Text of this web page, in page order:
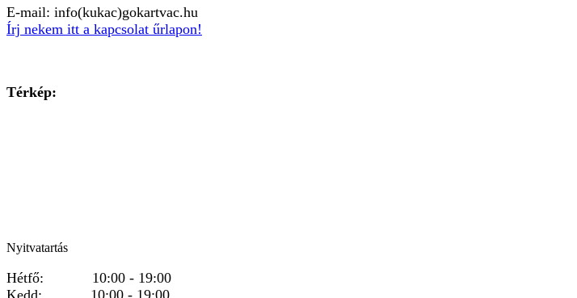
E-mail: info(kukac)gokartvac.hu
Írj nekem itt a kapcsolat űrlapon!
Térkép:
Nyitvatartás
Hétfő: 10:00 - 19:00
Kedd: 10:00 - 19:00